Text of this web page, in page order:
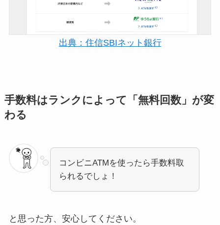
出典：住信SBIネット銀行
手数料はランクによって「無料回数」が変
わる
コンビニATMを使ったら手数料取
られるでしょ！
と思った方、安心してください。